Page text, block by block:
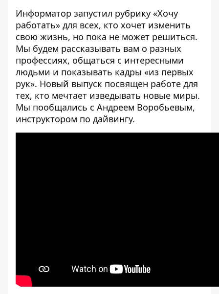
Информатор запустил рубрику «Хочу
работать» для всех, кто хочет изменить
свою жизнь, но пока не может решиться.
Мы будем рассказывать вам о разных
профессиях, общаться с интересными
людьми и показывать кадры «из первых
рук». Новый выпуск посвящен работе для
тех, кто мечтает изведывать новые миры.
Мы пообщались с Андреем Воробьевым,
инструктором по дайвингу.